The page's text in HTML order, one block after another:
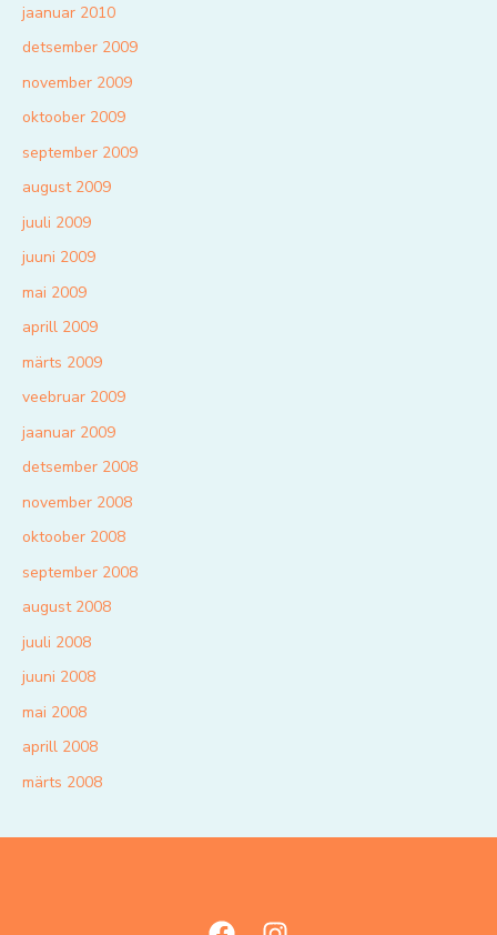
jaanuar 2010
detsember 2009
november 2009
oktoober 2009
september 2009
august 2009
juuli 2009
juuni 2009
mai 2009
aprill 2009
märts 2009
veebruar 2009
jaanuar 2009
detsember 2008
november 2008
oktoober 2008
september 2008
august 2008
juuli 2008
juuni 2008
mai 2008
aprill 2008
märts 2008